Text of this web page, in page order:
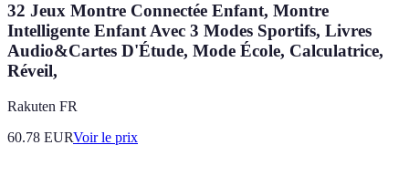
32 Jeux Montre Connectée Enfant, Montre
Intelligente Enfant Avec 3 Modes Sportifs, Livres
Audio&Cartes D'Étude, Mode École, Calculatrice,
Réveil,
Rakuten FR
60.78 EURVoir le prix